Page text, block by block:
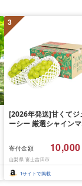
3
[2026年発送]甘くてジ
ーシー 厳選シャインマ
月前半(1〜15日)から
月下旬までの発送) フ
ーツ ぶどう 果物 山梨
産 2026 旬 大粒 高級
寄付金額 10,000
山梨県 富士吉田市
1サイトで掲載